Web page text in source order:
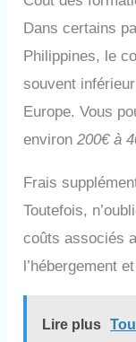
Dans certains
Philippines, le
souvent
Europe. Vous
environ200€ à
Frais
Toutefois,
coûts associés
l’hébergement
Lire plus